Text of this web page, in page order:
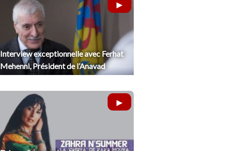
Interview exceptionnelle avec Ferhat
Mehenni, Président de l’Anavad